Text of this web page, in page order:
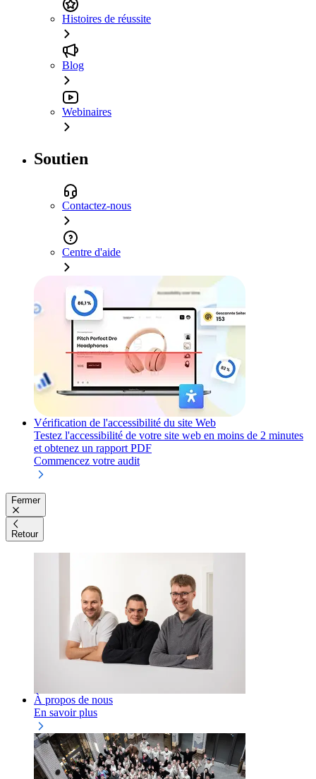
Histoires de réussite
Blog
Webinaires
Soutien
Contactez-nous
Centre d'aide
Vérification de l'accessibilité du site Web
Testez l'accessibilité de votre site web en moins de 2 minutes
et obtenez un rapport PDF
Commencez votre audit
Fermer
Retour
À propos de nous
En savoir plus